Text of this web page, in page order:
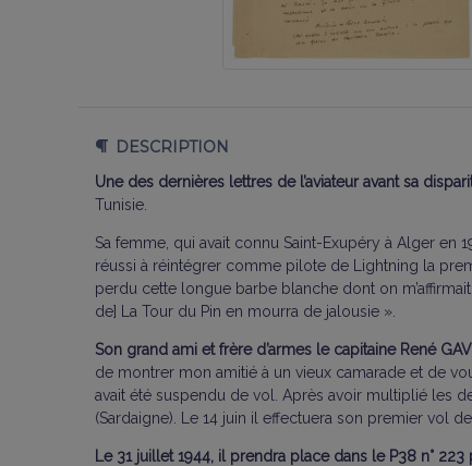
DESCRIPTION
Une des dernières lettres de l’aviateur avant sa
Tunisie.
Sa femme, qui avait connu Saint-Exupéry à Alger en
réussi à réintégrer comme pilote de Lightning la
perdu cette longue barbe blanche dont on
de] La Tour du Pin en mourra de jalousie ».
Son grand ami et frère d’armes le capitaine René
de montrer mon amitié à un vieux camarade et de
avait été suspendu de vol. Après avoir multiplié les
(Sardaigne). Le 14 juin il effectuera son premier vol
Le 31 juillet 1944, il prendra place dans le P38 n°